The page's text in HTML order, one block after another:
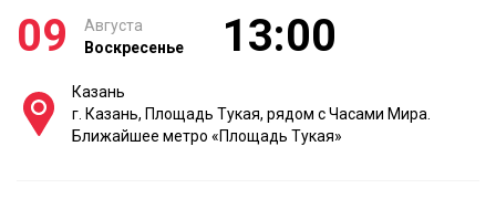
09
Августа
Воскресенье
13:00
Казань
г. Казань, Площадь Тукая, рядом с Часами Мира.
Ближайшее метро «Площадь Тукая»